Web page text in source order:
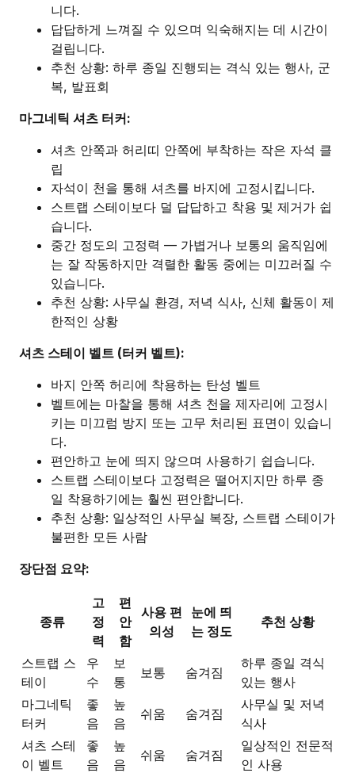
니다.
답답하게 느껴질 수 있으며 익숙해지는 데 시간이
걸립니다.
추천 상황: 하루 종일 진행되는 격식 있는 행사, 군
복, 발표회
마그네틱 셔츠 터커:
셔츠 안쪽과 허리띠 안쪽에 부착하는 작은 자석 클
립
자석이 천을 통해 셔츠를 바지에 고정시킵니다.
스트랩 스테이보다 덜 답답하고 착용 및 제거가 쉽
습니다.
중간 정도의 고정력 — 가볍거나 보통의 움직임에
는 잘 작동하지만 격렬한 활동 중에는 미끄러질 수
있습니다.
추천 상황: 사무실 환경, 저녁 식사, 신체 활동이 제
한적인 상황
셔츠 스테이 벨트 (터커 벨트):
바지 안쪽 허리에 착용하는 탄성 벨트
벨트에는 마찰을 통해 셔츠 천을 제자리에 고정시
키는 미끄럼 방지 또는 고무 처리된 표면이 있습니
다.
편안하고 눈에 띄지 않으며 사용하기 쉽습니다.
스트랩 스테이보다 고정력은 떨어지지만 하루 종
일 착용하기에는 훨씬 편안합니다.
추천 상황: 일상적인 사무실 복장, 스트랩 스테이가
불편한 모든 사람
장단점 요약:
종류
고
정
력
편
안
함
사용 편
의성
눈에 띄
는 정도
추천 상황
스트랩 스
테이
우
수
보
통
보통 숨겨짐
하루 종일 격식
있는 행사
마그네틱
터커
좋
음
높
음
쉬움 숨겨짐
사무실 및 저녁
식사
셔츠 스테
이 벨트
좋
음
높
음
쉬움 숨겨짐
일상적인 전문적
인 사용